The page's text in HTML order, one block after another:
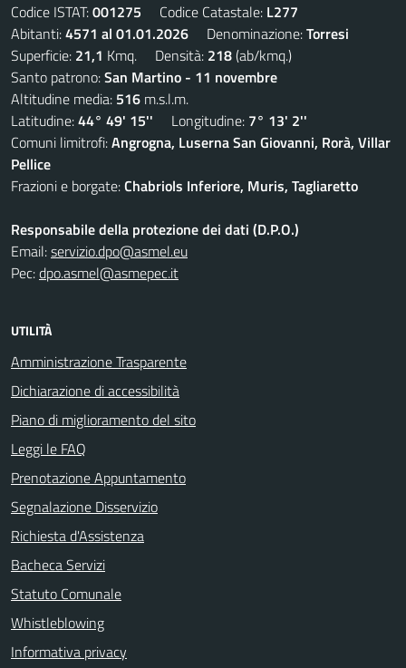
Codice ISTAT:001275 Codice Catastale: L277
Abitanti:4571 al 01.01.2026 Denominazione:Torresi
Superficie: 21,1 Kmq. Densità: 218(ab/kmq.)
Santo patrono:San Martino - 11 novembre
Altitudine media: 516 m.s.l.m.
Latitudine:44° 49' 15'' Longitudine: 7° 13' 2''
Comuni limitrofi:Angrogna, Luserna San Giovanni, Rorà, Villar
Pellice
Frazioni e borgate:Chabriols Inferiore, Muris, Tagliaretto
Responsabile della protezione dei dati (D.P.O.)
Email:servizio.dpo@asmel.eu
Pec:dpo.asmel@asmepec.it
UTILITÀ
Amministrazione Trasparente
Dichiarazione di accessibilità
Piano di miglioramento del sito
Leggi le FAQ
Prenotazione Appuntamento
Segnalazione Disservizio
Richiesta d'Assistenza
Bacheca Servizi
Statuto Comunale
Whistleblowing
Informativa privacy